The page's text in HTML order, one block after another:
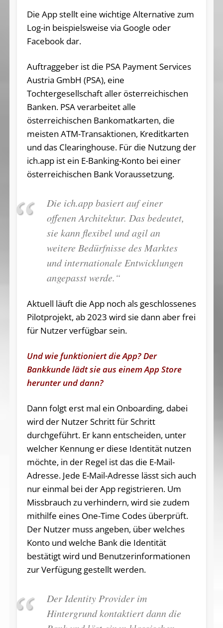
Die App stellt eine wichtige Alternative zum
Log-in beispielsweise via Google oder
Facebook dar.
Auftraggeber ist die PSA Payment Services
Austria GmbH (PSA), eine
Tochtergesellschaft aller österreichischen
Banken. PSA verarbeitet alle
österreichischen Bankomatkarten, die
meisten ATM-Transaktionen, Kreditkarten
und das Clearinghouse. Für die Nutzung der
ich.app ist ein E-Banking-Konto bei einer
österreichischen Bank Voraussetzung.
Die ich.app basiert auf einer
offenen Architektur. Das bedeutet,
sie kann flexibel und agil an
weitere Bedürfnisse des Marktes
und internationale Entwicklungen
angepasst werde.“
Aktuell läuft die App noch als geschlossenes
Pilotprojekt, ab 2023 wird sie dann aber frei
für Nutzer verfügbar sein.
Und wie funktioniert die App? Der
Bankkunde lädt sie aus einem App Store
herunter und dann?
Dann folgt erst mal ein Onboarding, dabei
wird der Nutzer Schritt für Schritt
durchgeführt. Er kann entscheiden, unter
welcher Kennung er diese Identität nutzen
möchte, in der Regel ist das die E-Mail-
Adresse. Jede E-Mail-Adresse lässt sich auch
nur einmal bei der App registrieren. Um
Missbrauch zu verhindern, wird sie zudem
mithilfe eines One-Time Codes überprüft.
Der Nutzer muss angeben, über welches
Konto und welche Bank die Identität
bestätigt wird und Benutzerinformationen
zur Verfügung gestellt werden.
Der Identity Provider im
Hintergrund kontaktiert dann die